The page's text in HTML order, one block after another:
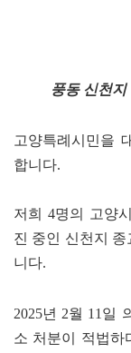
풍동 신천
고양특례시민을
합니다.
저희 4명의 고양
진 중인 신천지
니다.
2025년 2월 11일
소 처분이 적법하